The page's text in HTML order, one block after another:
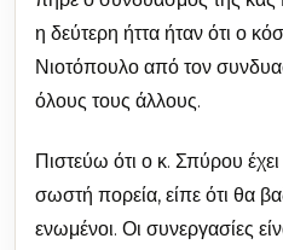
η δεύτερη ήττα ήταν ότι ο
Νιοτόπουλο από τον
όλους τους άλλους.
Πιστεύω ότι ο κ. Σπύρου
σωστή πορεία, είπε ότι θα
ενωμένοι. Οι συνεργασίες